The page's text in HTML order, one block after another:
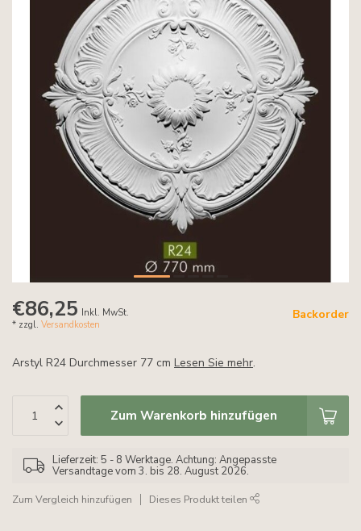
€86,25 Inkl. MwSt.
* zzgl. Versandkosten
Backorder
Arstyl R24 Durchmesser 77 cm Lesen Sie mehr.
Zum Warenkorb hinzufügen
Lieferzeit: 5 - 8 Werktage. Achtung: Angepasste
Versandtage vom 3. bis 28. August 2026.
Zum Vergleich hinzufügen Dieses Produkt teilen